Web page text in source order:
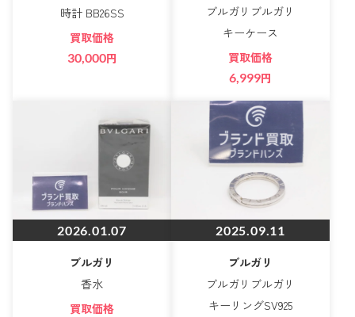
時計 BB26SS
買取価格
30,000円
ブルガリブルガリ
キーケース
買取価格
6,999円
2026.01.07
ブルガリ
香水
買取価格
2025.09.11
ブルガリ
ブルガリブルガリ
キーリングSV925